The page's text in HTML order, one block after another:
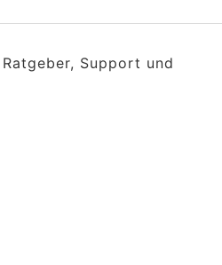
Support und